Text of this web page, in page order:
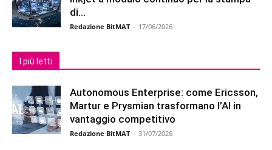
di...
Redazione BitMAT - 17/06/2026
I più letti
Autonomous Enterprise: come Ericsson,
Martur e Prysmian trasformano l’AI in
vantaggio competitivo
Redazione BitMAT - 31/07/2026